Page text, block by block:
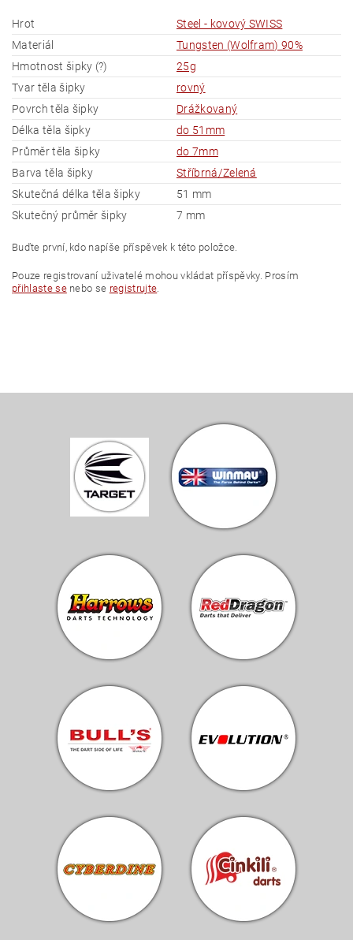
Hrot
Steel - kovový SWISS
Materiál
Tungsten (Wolfram) 90%
Hmotnost šipky (?)
25g
Tvar těla šipky
rovný
Povrch těla šipky
Drážkovaný
Délka těla šipky
do 51mm
Průměr těla šipky
do 7mm
Barva těla šipky
Stříbrná/Zelená
Skutečná délka těla šipky
51 mm
Skutečný průměr šipky
7 mm
Buďte první, kdo napíše příspěvek k této položce.
Pouze registrovaní uživatelé mohou vkládat příspěvky. Prosím
přihlaste senebo se registrujte.